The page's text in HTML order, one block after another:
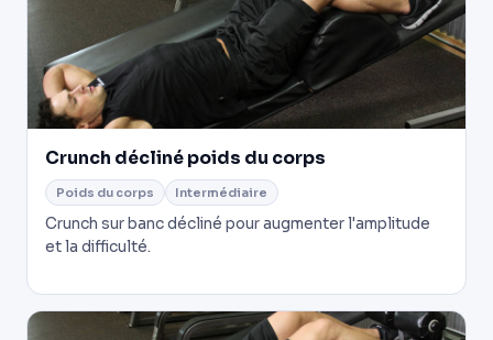
Crunch décliné poids du corps
Poids du corps Intermédiaire
Crunch sur banc décliné pour augmenter l'amplitude
et la difficulté.